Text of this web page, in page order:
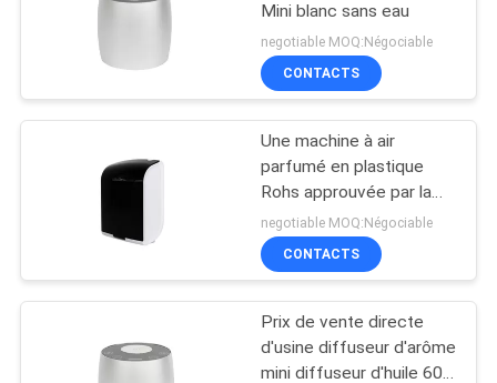
Mini blanc sans eau
negotiable MOQ:Négociable
CONTACTS
Une machine à air
parfumé en plastique
Rohs approuvée par la
Fcc
negotiable MOQ:Négociable
CONTACTS
Prix de vente directe
d'usine diffuseur d'arôme
mini diffuseur d'huile 60